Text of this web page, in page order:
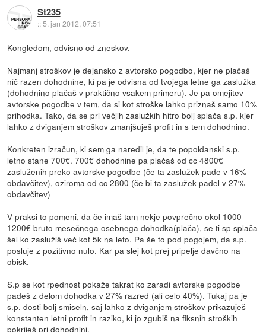
St235
::5. jan 2012, 07:51
Kongledom, odvisno od zneskov.
Najmanj stroškov je dejansko z avtorsko pogodbo, kjer ne plačaš
nič razen dohodnine, ki pa je odvisna od tvojega letne ga zaslužka
(dohodnino plačaš v praktično vsakem primeru). Je pa omejitev
avtorske pogodbe v tem, da si kot stroške lahko priznaš samo 10%
prihodka. Tako, da se pri večjih zaslužkih hitro bolj splača s.p. kjer
lahko z dviganjem stroškov zmanjšuješ profit in s tem dohodnino.
Konkreten izračun, ki sem ga naredil je, da te popoldanski s.p.
letno stane 700€. 700€ dohodnine pa plačaš od cc 4800€
zasluženih preko avtorske pogodbe (če ta zaslužek pade v 16%
obdavčitev), oziroma od cc 2800 (če bi ta zaslužek padel v 27%
obdavčitev)
V praksi to pomeni, da če imaš tam nekje povprečno okol 1000-
1200€ bruto mesečnega osebnega dohodka(plača), se ti sp splača
šel ko zaslužiš več kot 5k na leto. Pa še to pod pogojem, da s.p.
posluje z pozitivno nulo. Kar pa slej kot prej pripelje davčno na
obisk.
S.p se kot rpednost pokaže takrat ko zaradi avtorske pogodbe
padeš z delom dohodka v 27% razred (ali celo 40%). Tukaj pa je
s.p. dosti bolj smiseln, saj lahko z dviganjem stroškov prikazuješ
konstanten letni profit in raziko, ki jo zgubiš na fiksnih stroških
pokriješ pri dohodnini.